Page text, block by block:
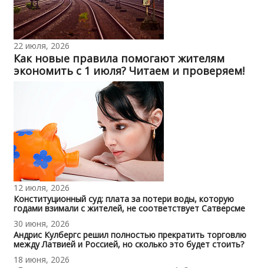
22 июля, 2026
Как новые правила помогают жителям
экономить с 1 июля? Читаем и проверяем!
12 июля, 2026
Конституционный суд: плата за потери воды, которую
годами взимали с жителей, не соответствует Сатверсме
30 июня, 2026
Андрис Кулбергс решил полностью прекратить торговлю
между Латвией и Россией, но сколько это будет стоить?
18 июня, 2026